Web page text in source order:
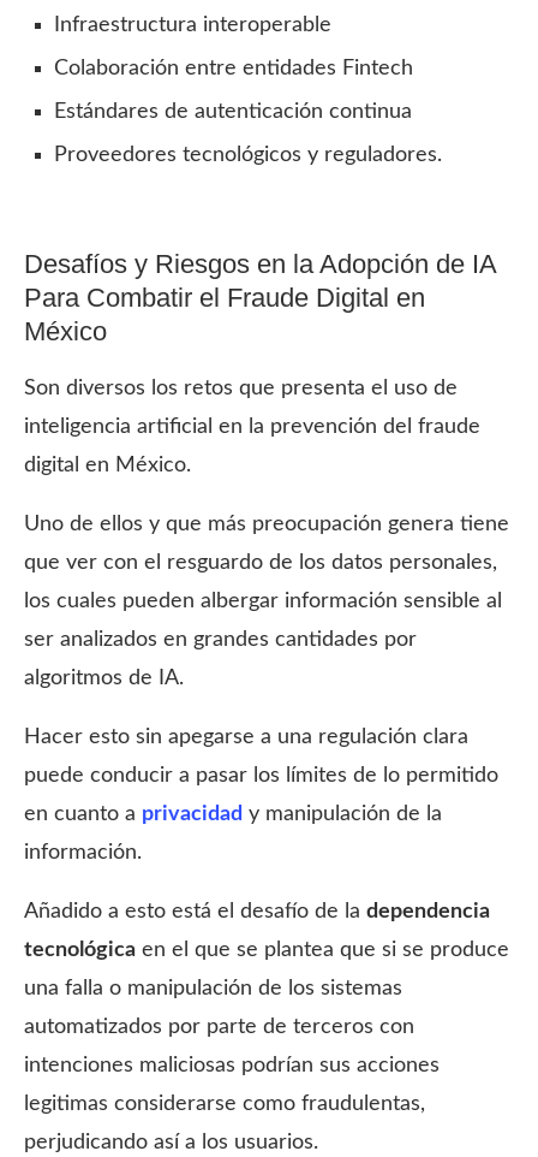
Infraestructura interoperable
Colaboración entre entidades Fintech
Estándares de autenticación continua
Proveedores tecnológicos y reguladores.
Desafíos y Riesgos en la Adopción de IA
Para Combatir el Fraude Digital en
México
Son diversos los retos que presenta el uso de
inteligencia artificial en la prevención del fraude
digital en México.
Uno de ellos y que más preocupación genera tiene
que ver con el resguardo de los datos personales,
los cuales pueden albergar información sensible al
ser analizados en grandes cantidades por
algoritmos de IA.
Hacer esto sin apegarse a una regulación clara
puede conducir a pasar los límites de lo permitido
en cuanto a privacidad y manipulación de la
información.
Añadido a esto está el desafío de la dependencia
tecnológica en el que se plantea que si se produce
una falla o manipulación de los sistemas
automatizados por parte de terceros con
intenciones maliciosas podrían sus acciones
legitimas considerarse como fraudulentas,
perjudicando así a los usuarios.